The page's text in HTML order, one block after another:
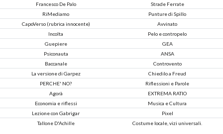
Francesco De Palo
Strade Ferrate
RiMediamo
Punture di Spillo
CapoVerso (rubrica innocente)
Avvinato
Incolta
Pelo e contropelo
Guepiere
GEA
Psiconauta
ANSA
Baccanale
Controvento
La versione di Garpez
Chiedilo a Freud
PERCHE' NO?
Riflessioni e Parole
Agorà
EXTREMA RATIO
Economia e riflessi
Musica e Cultura
Lezione con Gabrigar
Pixel
Tallone D'Achille
Costume locale, vizi universali.